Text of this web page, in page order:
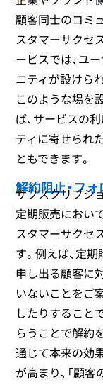
顧客同士のコミ
スタマーサクセ
ービスでは、ユ
ニティが設けら
このような場を
ば、サービスの
ティに寄せられ
ともできます。
解約阻止・フ
サブスクリプシ
定期販売におい
スタマーサクセ
す。例えば、定
申し出る顧客に
いないことをご
したりすること
らうことで解約
通じて本来の効
が高まり、「顧